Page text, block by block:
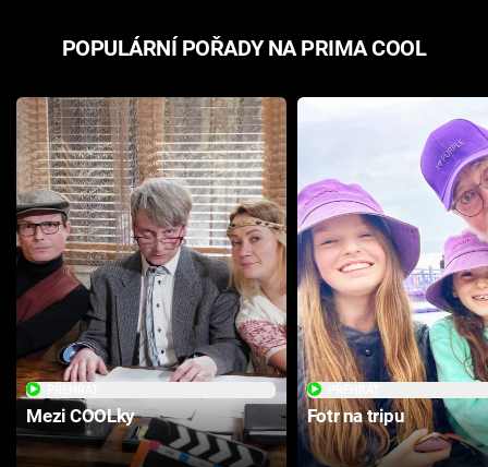
POPULÁRNÍ POŘADY NA PRIMA COOL
Mezi COOLky Fotr na tripu